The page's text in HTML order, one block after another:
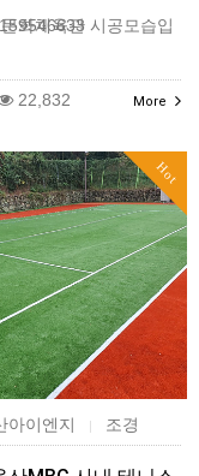
화체육관 시공모습입
22,832 More
Hot
아이엔지 | 조경